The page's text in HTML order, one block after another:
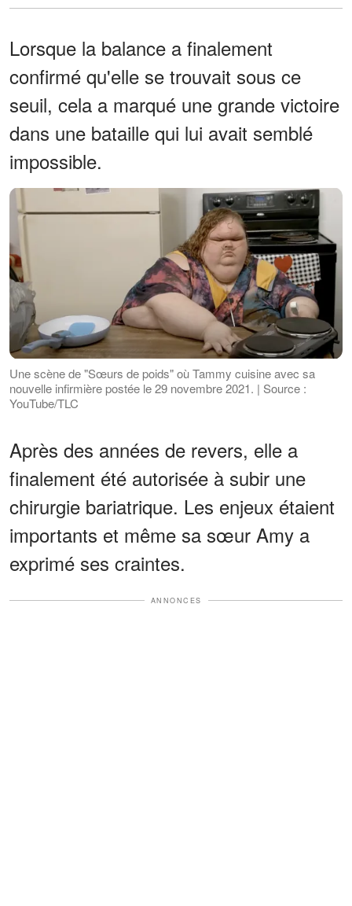
Lorsque la balance a finalement
confirmé qu'elle se trouvait sous ce
seuil, cela a marqué une grande victoire
dans une bataille qui lui avait semblé
impossible.
Une scène de "Sœurs de poids" où Tammy cuisine avec sa
nouvelle infirmière postée le 29 novembre 2021. | Source :
YouTube/TLC
Après des années de revers, elle a
finalement été autorisée à subir une
chirurgie bariatrique. Les enjeux étaient
importants et même sa sœur Amy a
exprimé ses craintes.
ANNONCES